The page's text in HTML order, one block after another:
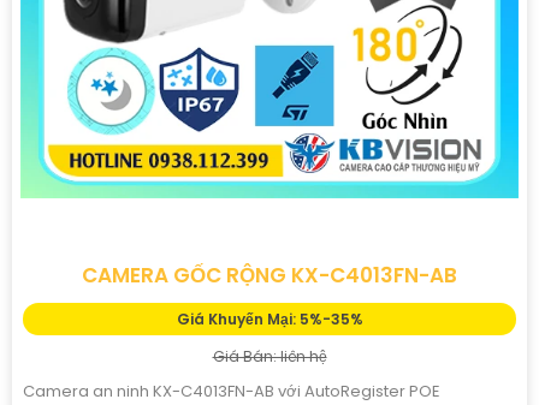
CAMERA GỐC RỘNG KX-C4013FN-AB
Giá Khuyến Mại: 5%-35%
Giá Bán: liên hệ
Camera an ninh KX-C4013FN-AB với AutoRegister POE